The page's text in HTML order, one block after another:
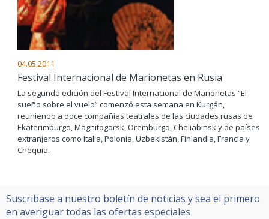
04.05.2011
Festival Internacional de Marionetas en Rusia
La segunda edición del Festival Internacional de Marionetas “El
sueño sobre el vuelo” comenzó esta semana en Kurgán,
reuniendo a doce compañías teatrales de las ciudades rusas de
Ekaterimburgo, Magnitogorsk, Oremburgo, Cheliabinsk y de países
extranjeros como Italia, Polonia, Uzbekistán, Finlandia, Francia y
Chequia.
Suscribase a nuestro boletín de noticias y sea el primero
en averiguar todas las ofertas especiales